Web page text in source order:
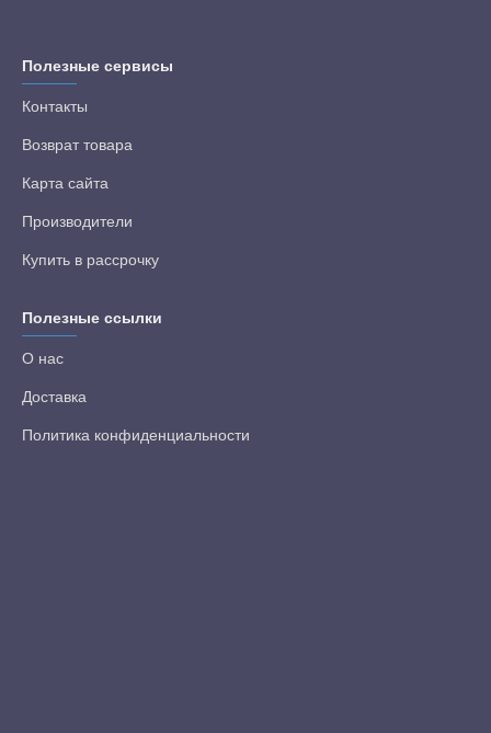
Полезные сервисы
Контакты
Возврат товара
Карта сайта
Производители
Купить в рассрочку
Полезные ссылки
О нас
Доставка
Политика конфиденциальности